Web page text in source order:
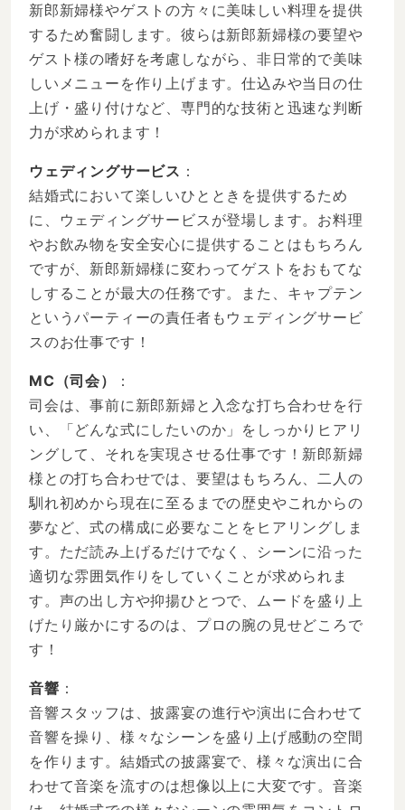
新郎新婦様やゲストの方々に美味しい料理を提供
するため奮闘します。彼らは新郎新婦様の要望や
ゲスト様の嗜好を考慮しながら、非日常的で美味
しいメニューを作り上げます。仕込みや当日の仕
上げ・盛り付けなど、専門的な技術と迅速な判断
力が求められます！
ウェディングサービス ：
結婚式において楽しいひとときを提供するため
に、ウェディングサービスが登場します。お料理
やお飲み物を安全安心に提供することはもちろん
ですが、新郎新婦様に変わってゲストをおもてな
しすることが最大の任務です。また、キャプテン
というパーティーの責任者もウェディングサービ
スのお仕事です！
MC（司会）
：
司会は、事前に新郎新婦と入念な打ち合わせを行
い、「どんな式にしたいのか」をしっかりヒアリ
ングして、それを実現させる仕事です！新郎新婦
様との打ち合わせでは、要望はもちろん、二人の
馴れ初めから現在に至るまでの歴史やこれからの
夢など、式の構成に必要なことをヒアリングしま
す。ただ読み上げるだけでなく、シーンに沿った
適切な雰囲気作りをしていくことが求められま
す。声の出し方や抑揚ひとつで、ムードを盛り上
げたり厳かにするのは、プロの腕の見せどころで
す！
音響 ：
音響スタッフは、披露宴の進行や演出に合わせて
音響を操り、様々なシーンを盛り上げ感動の空間
を作ります。結婚式の披露宴で、様々な演出に合
わせて音楽を流すのは想像以上に大変です。音楽